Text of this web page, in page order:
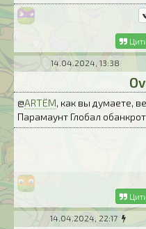
14.04.2024, 13:38
@ARTЁM, как вы думаете,
Парамаунт Глобал
14.04.2024, 22:17